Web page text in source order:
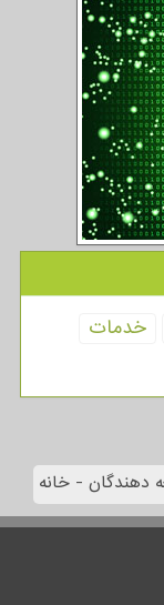
خدمات
دهندگان - خانه